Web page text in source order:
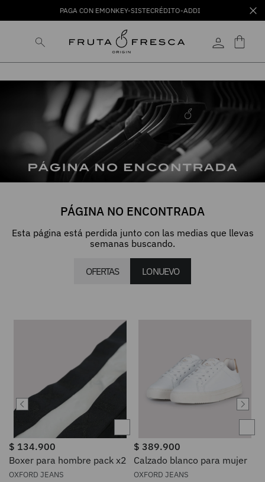
PAGA CON EMONKEY-SISTECRÉDITO-ADDI
PÁGINA NO ENCONTRADA
Esta página está perdida junto con las medias que llevas
semanas buscando.
OFERTAS LO NUEVO
$ 134.900
Boxer para hombre pack x2
OXFORD JEANS
$ 389.900
Calzado blanco para mujer
OXFORD JEANS